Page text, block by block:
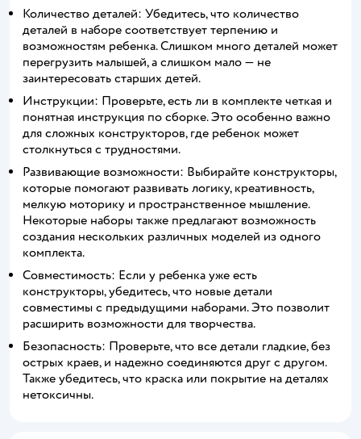
Количество деталей: Убедитесь, что количество
деталей в наборе соответствует терпению и
возможностям ребенка. Слишком много деталей может
перегрузить малышей, а слишком мало — не
заинтересовать старших детей.
Инструкции: Проверьте, есть ли в комплекте четкая и
понятная инструкция по сборке. Это особенно важно
для сложных конструкторов, где ребенок может
столкнуться с трудностями.
Развивающие возможности: Выбирайте конструкторы,
которые помогают развивать логику, креативность,
мелкую моторику и пространственное мышление.
Некоторые наборы также предлагают возможность
создания нескольких различных моделей из одного
комплекта.
Совместимость: Если у ребенка уже есть
конструкторы, убедитесь, что новые детали
совместимы с предыдущими наборами. Это позволит
расширить возможности для творчества.
Безопасность: Проверьте, что все детали гладкие, без
острых краев, и надежно соединяются друг с другом.
Также убедитесь, что краска или покрытие на деталях
нетоксичны.